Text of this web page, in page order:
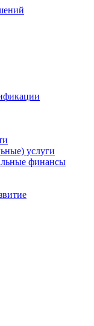
услуги
финансы